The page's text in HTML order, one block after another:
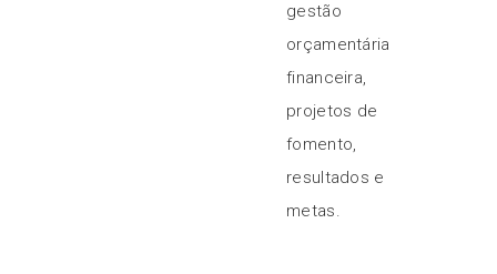
gestão
orçamentária
financeira,
projetos de
fomento,
resultados e
metas.